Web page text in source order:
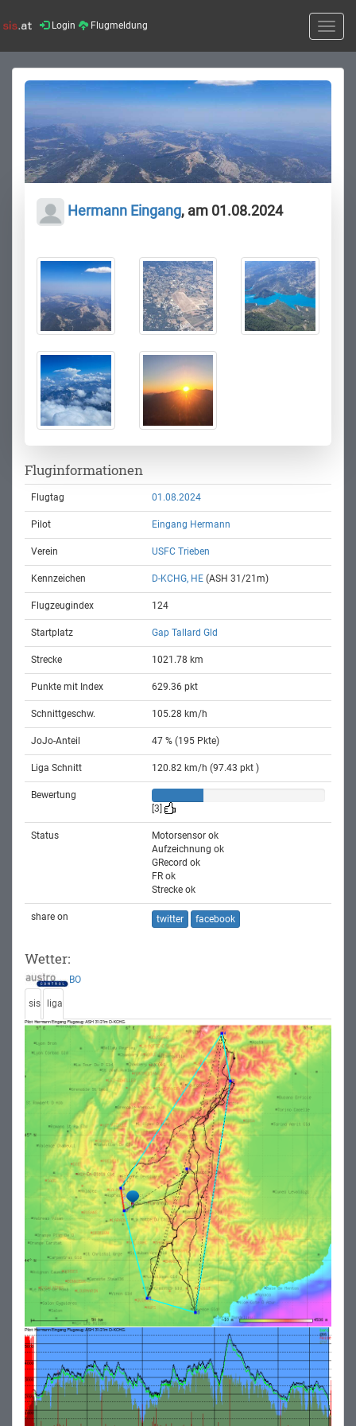
Login Flugmeldung
Toggle
Hermann Eingang, am 01.08.2024
Fluginformationen
Flugtag 01.08.2024
Pilot Eingang Hermann
Verein USFC Trieben
Kennzeichen D-KCHG, HE (ASH 31/21m)
Flugzeugindex 124
Startplatz Gap Tallard Gld
Strecke 1021.78 km
Punkte mit Index 629.36 pkt
Schnittgeschw. 105.28 km/h
JoJo-Anteil 47 % (195 Pkte)
Liga Schnitt 120.82 km/h (97.43 pkt )
Bewertung
[3]
Status
Motorsensor ok
Aufzeichnung ok
GRecord ok
FR ok
Strecke ok
share on twitter facebook
Wetter:
BO
sis liga